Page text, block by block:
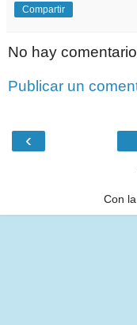
Compartir
No hay
Publicar un
‹
Con